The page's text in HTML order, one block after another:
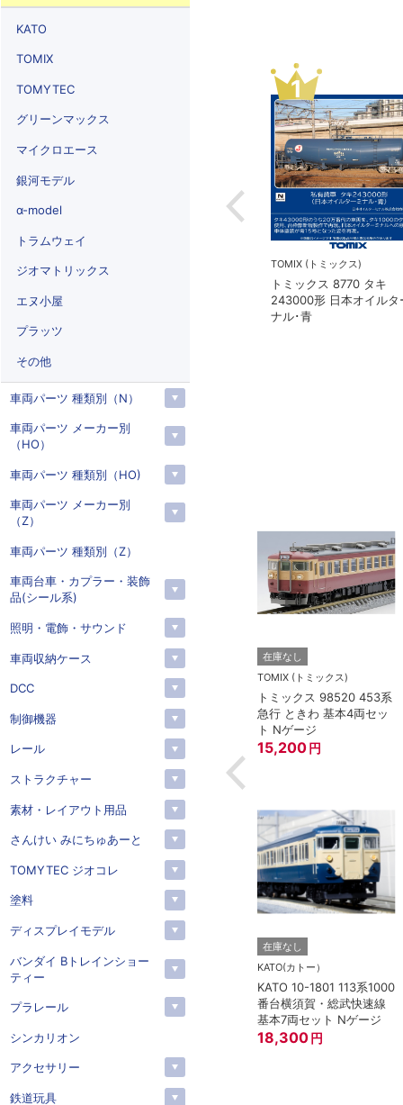
ックス)
本石油輸送･緑
1000･43000形貨車 日本石油
4
在庫なし
KATO(カトー）
カトー 10-2176
）
）
KATO 11-704 カプラー密
連形 A グレー (20個入)
(アーノルドカプラー用対
在庫なし
TOMIX (トミックス)
トミックス 98520 453系
急行 ときわ 基本4両セッ
ト Nゲージ
15,200 円
在庫なし
KATO(カトー）
KATO 10-1801 113系1000
番台横須賀・総武快速線
基本7両セット Nゲージ
18,300 円
KATO
TOMIX
TOMYTEC
グリーンマックス
マイクロエース
銀河モデル
α-model
トラムウェイ
ジオマトリックス
エヌ小屋
プラッツ
その他
車両パーツ 種類別（N）
車両パーツ メーカー別
（HO）
車両パーツ 種類別（HO)
車両パーツ メーカー別
（Z）
車両パーツ 種類別（Z）
車両台車・カプラー・装飾
品(シール系)
照明・電飾・サウンド
車両収納ケース
DCC
制御機器
レール
ストラクチャー
素材・レイアウト用品
さんけい みにちゅあーと
TOMYTEC ジオコレ
塗料
ディスプレイモデル
バンダイ Bトレインショー
ティー
プラレール
シンカリオン
アクセサリー
鉄道玩具